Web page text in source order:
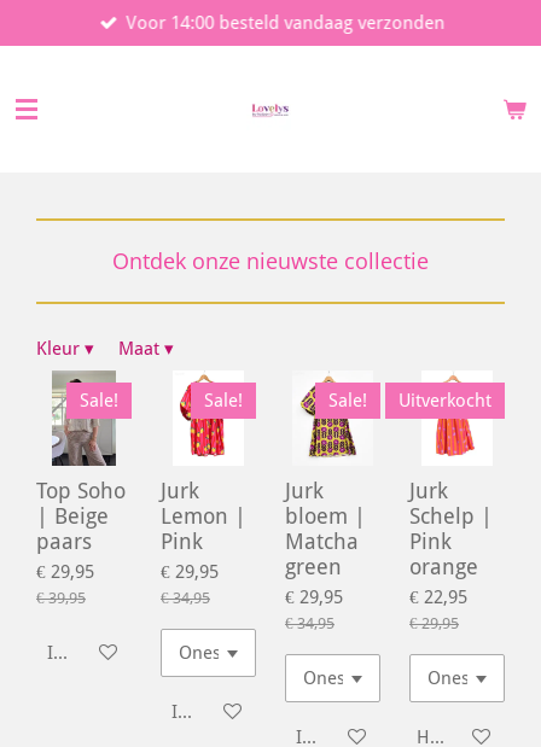
direct
de
Voor 14:00 besteld vandaag verzonden
Ontdek onze nieuwste collectie
Kleur ▾ Maat ▾
Sale!
Top Soho
| Beige
paars
€ 29,95
€ 39,95
In winkelwagen
Sale!
Jurk
Lemon |
Pink
€ 29,95
€ 34,95
In winkelwagen
Sale!
Jurk
bloem |
Matcha
green
€ 29,95
€ 34,95
In winkelwagen
Uitverkocht
Jurk
Schelp |
Pink
orange
€ 22,95
€ 29,95
Houd mij op